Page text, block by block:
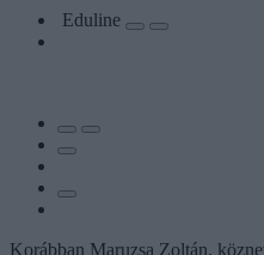
Eduline
Korábban Maruzsa Zoltán,